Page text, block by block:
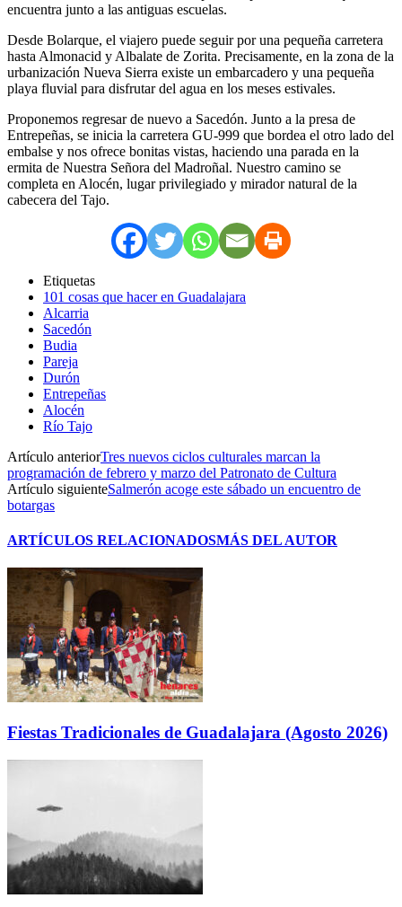
encuentra junto a las antiguas escuelas.
Desde Bolarque, el viajero puede seguir por una pequeña carretera
hasta Almonacid y Albalate de Zorita. Precisamente, en la zona de la
urbanización Nueva Sierra existe un embarcadero y una pequeña
playa fluvial para disfrutar del agua en los meses estivales.
Proponemos regresar de nuevo a Sacedón. Junto a la presa de
Entrepeñas, se inicia la carretera GU-999 que bordea el otro lado del
embalse y nos ofrece bonitas vistas, haciendo una parada en la
ermita de Nuestra Señora del Madroñal. Nuestro camino se
completa en Alocén, lugar privilegiado y mirador natural de la
cabecera del Tajo.
Etiquetas
101 cosas que hacer en Guadalajara
Alcarria
Sacedón
Budia
Pareja
Durón
Entrepeñas
Alocén
Río Tajo
Artículo anteriorTres nuevos ciclos culturales marcan la
programación de febrero y marzo del Patronato de Cultura
Artículo siguienteSalmerón acoge este sábado un encuentro de
botargas
ARTÍCULOS RELACIONADOSMÁS DEL AUTOR
Fiestas Tradicionales de Guadalajara (Agosto 2026)